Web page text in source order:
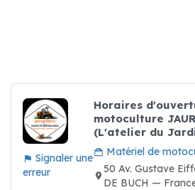
Signaler une
erreur
Horaires
motoculture
(L'atelier du
Matériel de
50 Av. Gustave
DE BUCH —